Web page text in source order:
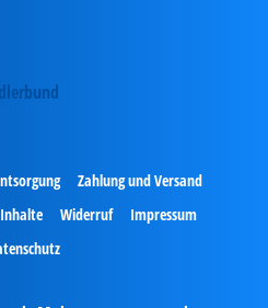
Zahlung und Versand
Widerruf
Impressum